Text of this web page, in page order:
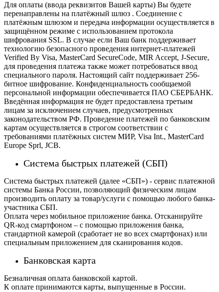
Для оплаты (ввода реквизитов Вашей карты) Вы будете
перенаправлены на платёжный шлюз . Соединение с
платёжным шлюзом и передача информации осуществляется в
защищённом режиме с использованием протокола
шифрования SSL. В случае если Ваш банк поддерживает
технологию безопасного проведения интернет-платежей
Verified By Visa, MasterCard SecureCode, MIR Accept, J-Secure,
для проведения платежа также может потребоваться ввод
специального пароля. Настоящий сайт поддерживает 256-
битное шифрование. Конфиденциальность сообщаемой
персональной информации обеспечивается ПАО СБЕРБАНК.
Введённая информация не будет предоставлена третьим
лицам за исключением случаев, предусмотренных
законодательством РФ. Проведение платежей по банковским
картам осуществляется в строгом соответствии с
требованиями платёжных систем МИР, Visa Int., MasterCard
Europe Sprl, JCB.
Система быстрых платежей (СБП)
Система быстрых платежей (далее «СБП») - сервис платежной
системы Банка России, позволяющий физическим лицам
производить оплату за товар/услуги с помощью любого банка-
участника СБП.
Оплата через мобильное приложение банка. Отсканируйте
QR-код смартфоном – с помощью приложения банка,
стандартной камерой (сработает не во всех смартфонах) или
специальным приложением для сканирования кодов.
Банковская карта
Безналичная оплата банковской картой.
К оплате принимаются карты, выпущенные в России.